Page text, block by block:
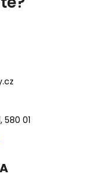
580 01